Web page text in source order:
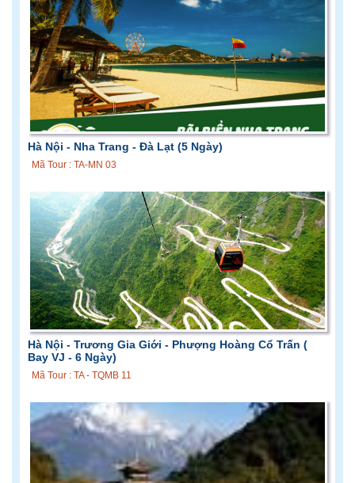
Hà Nội - Nha Trang - Đà Lạt (5 Ngày)
Mã Tour : TA-MN 03
Hà Nội - Trương Gia Giới - Phượng Hoàng Cổ Trấn (
Bay VJ - 6 Ngày)
Mã Tour : TA - TQMB 11